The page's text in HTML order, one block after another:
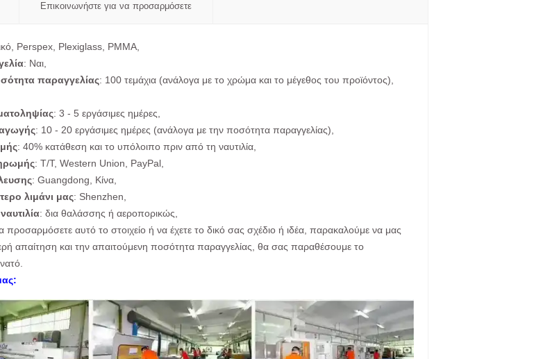
Επικοινωνήστε για να προσαρμόσετε
Perspex, Plexiglass, PMMA,
: Ναι,
παραγγελίας: 100 τεμάχια (ανάλογα με το χρώμα και το μέγεθος του προϊόντος),
: 3 - 5 εργάσιμες ημέρες,
: 10 - 20 εργάσιμες ημέρες (ανάλογα με την ποσότητα παραγγελίας),
: 40% κατάθεση και το υπόλοιπο πριν από τη ναυτιλία,
: T/T, Western Union, PayPal,
: Guangdong, Κίνα,
λιμάνι μας: Shenzhen,
: δια θαλάσσης ή αεροπορικώς,
προσαρμόσετε αυτό το στοιχείο ή να έχετε το δικό σας σχέδιο ή ιδέα, παρακαλούμε να μας
απαίτηση και την απαιτούμενη ποσότητα παραγγελίας, θα σας παραθέσουμε το